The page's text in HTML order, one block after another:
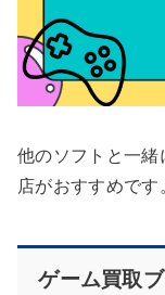
他のソフトと一緒
店がおすすめです
ゲーム買取